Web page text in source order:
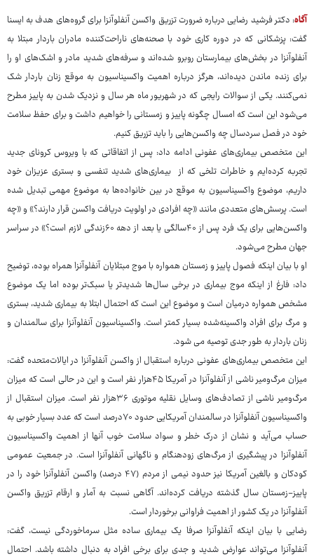
آگاه: دکتر فرشید رضایی درباره ضرورت تزریق واکسن آنفلوآنزا برای گروه‌های هدف به ایسنا
گفت: پزشکانی که در دوره کاری خود با صحنه‌های ناراحت‌کننده مادران باردار مبتلا به
آنفلوآنزا در بخش‌های بیمارستان روبرو شده‌اند و سرفه‌های شدید مادر و اشک‌های او را
برای زنده ماندن دیده‌اند، هرگز درباره اهمیت واکسیناسیون به موقع زنان باردار شک
نمی‌کنند. یکی از سوالات رایجی که در شهریور ماه هر سال و نزدیک شدن به پاییز مطرح
می‌شود این است که امسال چگونه پاییز و زمستانی را خواهیم داشت و برای حفظ سلامت
خود در فصل سردسال چه واکسن‌هایی را باید تزریق کنیم.
این متخصص بیماری‌های عفونی ادامه داد: پس از اتفاقاتی که با ویروس کرونای جدید
تجربه کرده‌ایم و خاطرات تلخی که از بیماری‌های شدید تنفسی و بستری عزیزان خود
داریم، موضوع واکسیناسیون به موقع در بین خانواده‌ها به موضوع مهمی تبدیل شده
است. پرسش‌های متعددی مانند «چه افرادی در اولویت دریافت واکسن قرار دارند؟» و «چه
واکسن‌هایی برای یک فرد پس از ۴۰سالگی یا بعد از دهه ۶۰زندگی لازم است؟» در سراسر
جهان مطرح می‌شود.
او با بیان اینکه فصول پاییز و زمستان همواره با موج مبتلایان آنفلوآنزا همراه بوده، توضیح
داد: فارغ از اینکه موج بیماری در برخی سال‌ها شدیدتر یا سبک‌تر بوده اما یک موضوع
مشخص همواره درمیان است و موضوع این است که احتمال ابتلا به بیماری شدید، بستری
و مرگ برای افراد واکسینه‌شده بسیار کمتر است. واکسیناسیون آنفلوآنزا برای سالمندان و
زنان باردار به طور جدی توصیه می شود.
این متخصص بیماری‌های عفونی درباره استقبال از واکسن آنفلوآنزا در ایالات‌متحده گفت:
میزان مرگ‌ومیر ناشی از آنفلوآنزا در آمریکا ۴۵هزار نفر است و این در حالی است که میزان
مرگ‌ومیر ناشی از تصادف‌های وسایل نقلیه موتوری ۳۶هزار نفر است. میزان استقبال از
واکسیناسیون آنفلوآنزا در سالمندان آمریکایی حدود ۷۰درصد است که عدد بسیار خوبی به
حساب می‌آید و نشان از درک خطر و سواد سلامت خوب آنها از اهمیت واکسیناسیون
آنفلوآنزا در پیشگیری از مرگ‌های زودهنگام و ناگهانی آنفلوآنزا است. در جمعیت عمومی
کودکان و بالغین آمریکا نیز حدود نیمی از مردم (۴۷ درصد) واکسن آنفلوآنزا خود را در
پاییز-زمستان سال گذشته دریافت کرده‌اند. آگاهی نسبت به آمار و ارقام تزریق واکسن
آنفلوآنزا در یک کشور از اهمیت فراوانی برخوردار است.
رضایی با بیان اینکه آنفلوآنزا صرفا یک بیماری ساده مثل سرماخوردگی نیست، گفت:
آنفلوآنزا می‌تواند عوارض شدید و جدی برای برخی افراد به دنبال داشته باشد. احتمال